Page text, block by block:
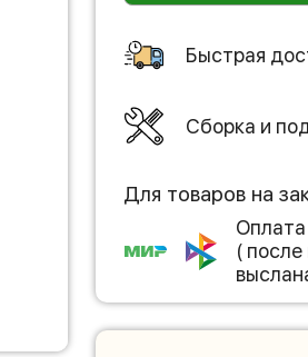
Быстрая
Сборка и
Для товаров на
(